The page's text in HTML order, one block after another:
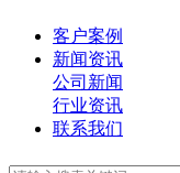
客户案例
新闻资讯
公司新闻
行业资讯
联系我们